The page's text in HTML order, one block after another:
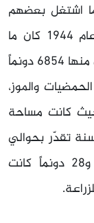
اشتغل بعضهم
في مقالع الحجارة التابعة للقرية. في عام 1944 كان ما
مجموعه 7856 دونماً مخصصاً للزراعة، كان منها 6854 دونماً
مزروعاً ب الحمضيات والموز،
حيث كانت مساحة
تقدّر بحوالي
8542 دونماً، منها 607 دونمات مشاع، و28 دونماً كانت